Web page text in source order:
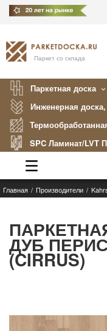
Паркет со склада
Паркетная доска
Инженерная
SPC Ламинат/LVT
Каталог
Укладка
Примеры работ
Покупателям
Главная Производители
ДУБ
(CIRRUS)